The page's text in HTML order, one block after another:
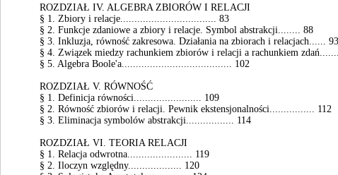
ROZDZIAŁ IV. ALGEBRA ZBIORÓW I RELACJI
§ 1. Zbiory i relacje.................................. 83
§ 2. Funkcje zdaniowe a zbiory i relacje. Symbol abstrakcji........ 88
§ 3. Inkluzja, równość zakresowa. Działania na zbiorach i relacjach...... 93
§ 4. Związek miedzy rachunkiem zbiorów i relacji a rachunkiem
§ 5. Algebra Boole'a....................................... 102
ROZDZIAŁ V. RÓWNOŚĆ
§ 1. Definicja równości........................ 109
§ 2. Równość zbiorów i relacji. Pewnik ekstensjonalności................ 112
§ 3. Eliminacja symbolów abstrakcji................. 114
ROZDZIAŁ VI. TEORIA RELACJI
§ 1. Relacja odwrotna....................... 119
§ 2. Iloczyn względny................... 120